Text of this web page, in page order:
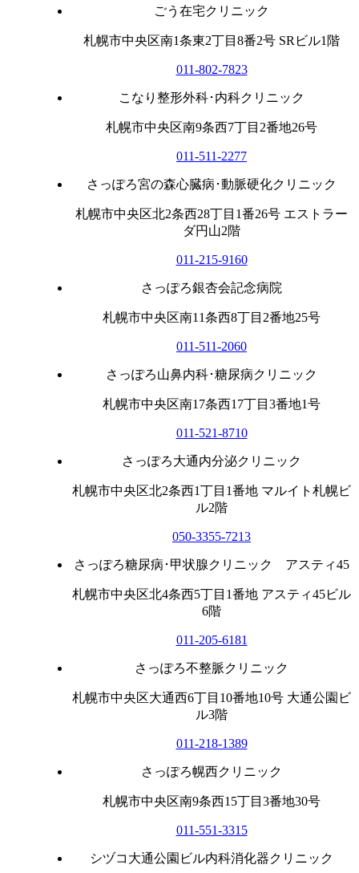
ごう在宅クリニック
札幌市中央区南1条東2丁目8番2号 SRビル1階
011-802-7823
こなり整形外科･内科クリニック
札幌市中央区南9条西7丁目2番地26号
011-511-2277
さっぽろ宮の森心臓病･動脈硬化クリニック
札幌市中央区北2条西28丁目1番26号 エストラー
ダ円山2階
011-215-9160
さっぽろ銀杏会記念病院
札幌市中央区南11条西8丁目2番地25号
011-511-2060
さっぽろ山鼻内科･糖尿病クリニック
札幌市中央区南17条西17丁目3番地1号
011-521-8710
さっぽろ大通内分泌クリニック
札幌市中央区北2条西1丁目1番地 マルイト札幌ビ
ル2階
050-3355-7213
さっぽろ糖尿病･甲状腺クリニック アスティ45
札幌市中央区北4条西5丁目1番地 アスティ45ビル
6階
011-205-6181
さっぽろ不整脈クリニック
札幌市中央区大通西6丁目10番地10号 大通公園ビ
ル3階
011-218-1389
さっぽろ幌西クリニック
札幌市中央区南9条西15丁目3番地30号
011-551-3315
シヅコ大通公園ビル内科消化器クリニック